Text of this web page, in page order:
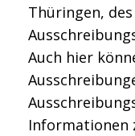
Thüringen,
Auch hier
Informationen